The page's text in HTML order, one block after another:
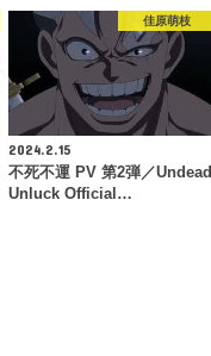
佳原萌枝
2024.2.15
不死不運 PV 第2弾／Undead
Unluck Official…